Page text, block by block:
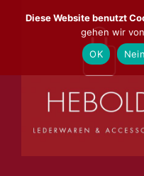
Inhalt
Diese Website benutzt
gehen wir
OK
Nein